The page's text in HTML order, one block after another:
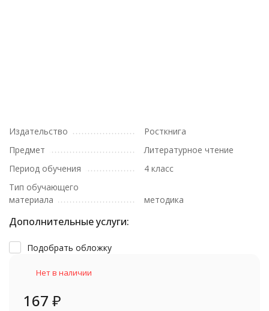
Издательство
Росткнига
Предмет
Литературное чтение
Период обучения
4 класс
Тип обучающего
материала
методика
Дополнительные услуги:
Подобрать обложку
Нет в наличии
167 ₽